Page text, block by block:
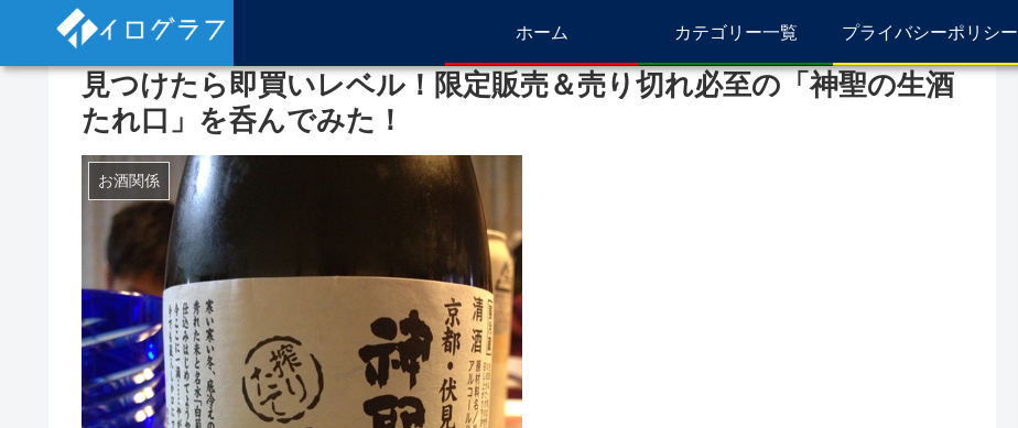
ホーム カテゴリー一覧 プライバシーポリシー
見つけたら即買いレベル！限定販売＆売り切れ必至の「神聖の生酒
たれ口」を呑んでみた！
お酒関係